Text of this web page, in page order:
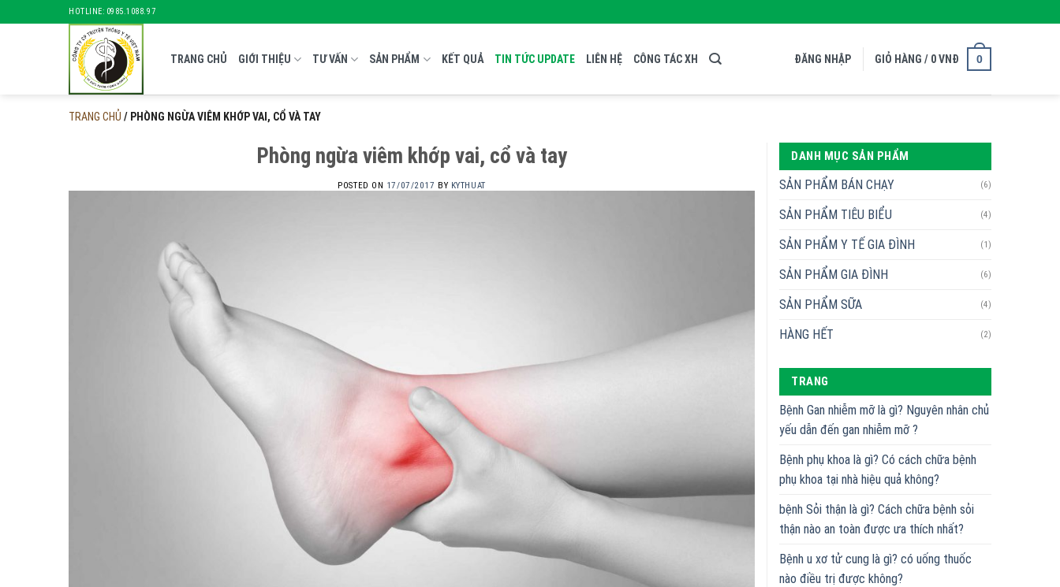
HOTLINE: 0985.1088.97
TRANG CHỦ GIỚI THIỆU TƯ VẤN SẢN PHẨM KẾT QUẢ TIN TỨC UPDATE LIÊN HỆ CÔNG TÁC XH ĐĂNG NHẬP GIỎ HÀNG / 0VNĐ 0
TRANG CHỦ / PHÒNG NGỪA VIÊM KHỚP VAI, CỔ VÀ TAY
Phòng ngừa viêm khớp vai, cổ và tay
POSTED ON 17/07/2017 BY KYTHUAT
DANH MỤC SẢN PHẨM
SẢN PHẨM BÁN CHẠY (6)
SẢN PHẨM TIÊU BIỂU (4)
SẢN PHẨM Y TẾ GIA ĐÌNH (1)
SẢN PHẨM GIA ĐÌNH (6)
SẢN PHẨM SỮA (4)
HÀNG HẾT (2)
TRANG
Bệnh Gan nhiễm mỡ là gì? Nguyên nhân chủ
yếu dẫn đến gan nhiễm mỡ ?
Bệnh phụ khoa là gì? Có cách chữa bệnh
phụ khoa tại nhà hiệu quả không?
bệnh Sỏi thận là gì? Cách chữa bệnh sỏi
thận nào an toàn được ưa thích nhất?
Bệnh u xơ tử cung là gì? có uống thuốc
nào điều trị được không?